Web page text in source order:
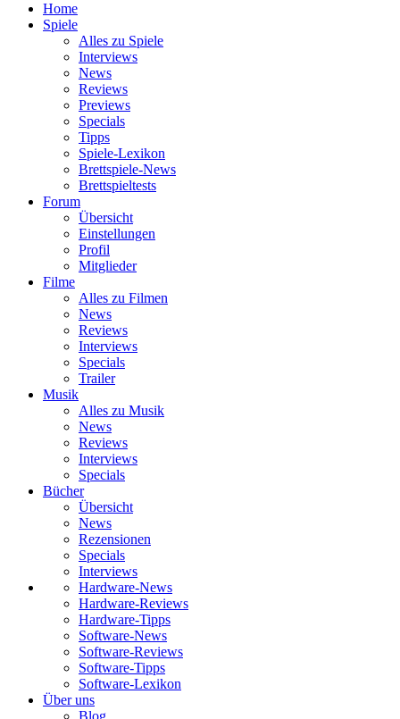
Home
Spiele
Alles zu Spiele
Interviews
News
Reviews
Previews
Specials
Tipps
Spiele-Lexikon
Brettspiele-News
Brettspieltests
Forum
Übersicht
Einstellungen
Profil
Mitglieder
Filme
Alles zu Filmen
News
Reviews
Interviews
Specials
Trailer
Musik
Alles zu Musik
News
Reviews
Interviews
Specials
Bücher
Übersicht
News
Rezensionen
Specials
Interviews
Hardware-News
Hardware-Reviews
Hardware-Tipps
Software-News
Software-Reviews
Software-Tipps
Software-Lexikon
Über uns